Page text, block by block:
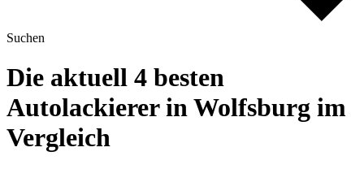
Suchen
Die aktuell 4 besten
Autolackierer in Wolfsburg im
Vergleich